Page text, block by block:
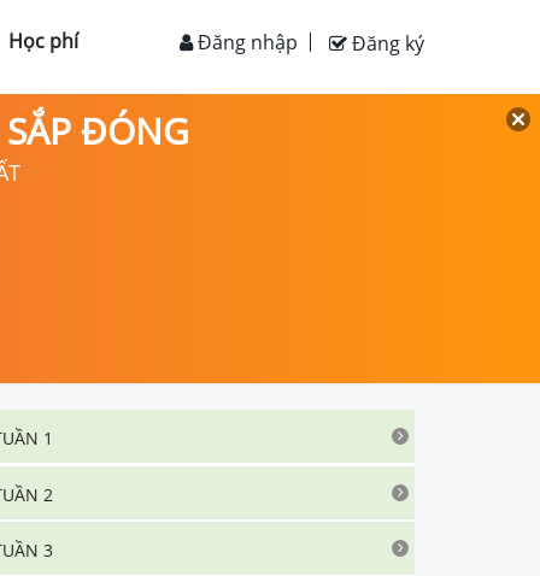
Học phí Đăng ký
Đăng nhập
ĐÓNG
1
2
3